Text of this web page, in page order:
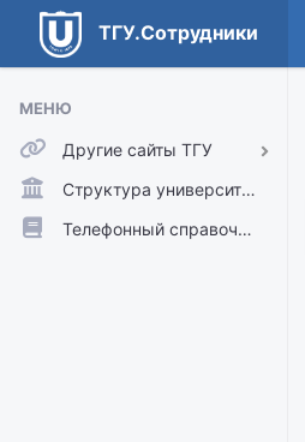
ТГУ.Сотрудники
МЕНЮ
Другие сайты ТГУ
ТГУ.Аккаунты
ТГУ.Расписание
Структура университета
Телефонный справочник